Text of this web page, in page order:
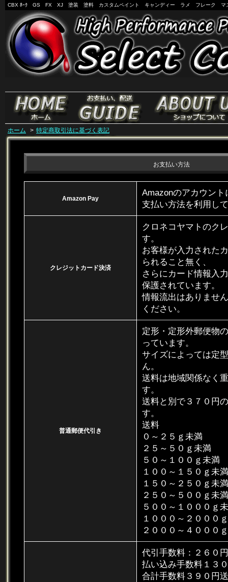
CBX ﾎｰｸ GS FX XJ 塗装 塗料 カスタムペイント キャンディー ラメ フレーク マ
ホーム > 特定商取引法に基づく表記
お支払い方法
Amazon Pay
Amazonのアカウン
支払い方法を利用し
クレジットカード決済
クロネコヤマトのク
す。
お客様が入力された
られること無く、
さらにカード情報入
保護されています。
情報流出はありませ
ください。
普通郵便代引き
定形・定形外郵便物
っています。
サイズによっては定
ん。
送料は地域関係なく
す。
送料と別で３７０円
す。
送料
０～２５ｇ
２５～５０
５０～１００
１００～１５０
１５０～２５０
２５０～５００
５００～１０００
１０００～２００
２０００～４０００
代引手数料：２６０円
払い込み手数料１３
合計手数料３９０円